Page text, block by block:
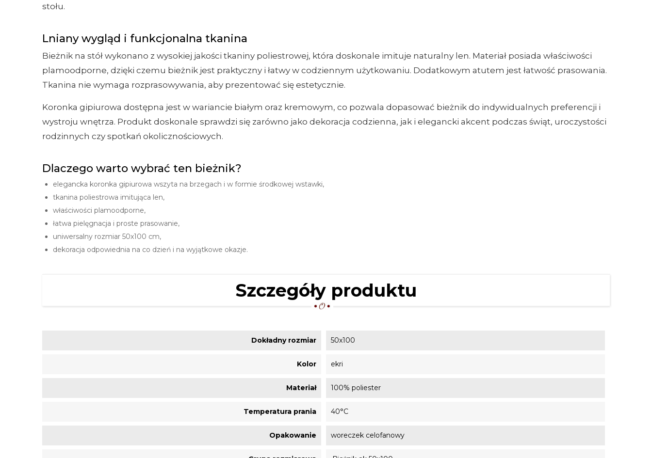
stołu.
Lniany wygląd i funkcjonalna tkanina
Bieżnik na stół wykonano z wysokiej jakości tkaniny poliestrowej, która doskonale imituje naturalny len. Materiał posiada właściwości
plamoodporne, dzięki czemu bieżnik jest praktyczny i łatwy w codziennym użytkowaniu. Dodatkowym atutem jest łatwość prasowania.
Tkanina nie wymaga rozprasowywania, aby prezentować się estetycznie.
Koronka gipiurowa dostępna jest w wariancie białym oraz kremowym, co pozwala dopasować bieżnik do indywidualnych preferencji i
wystroju wnętrza. Produkt doskonale sprawdzi się zarówno jako dekoracja codzienna, jak i elegancki akcent podczas świąt, uroczystości
rodzinnych czy spotkań okolicznościowych.
Dlaczego warto wybrać ten bieżnik?
elegancka koronka gipiurowa wszyta na brzegach i w formie środkowej wstawki,
tkanina poliestrowa imitująca len,
właściwości plamoodporne,
łatwa pielęgnacja i proste prasowanie,
uniwersalny rozmiar 50x100 cm,
dekoracja odpowiednia na co dzień i na wyjątkowe okazje.
Szczegóły produktu
Dokładny rozmiar 50x100
Kolor ekri
Materiał 100% poliester
Temperatura prania 40°C
Opakowanie woreczek celofanowy